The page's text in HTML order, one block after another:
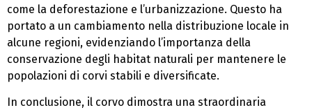
come la deforestazione e l’urbanizzazione. Questo ha
portato a un cambiamento nella distribuzione locale in
alcune regioni, evidenziando l’importanza della
conservazione degli habitat naturali per mantenere le
popolazioni di corvi stabili e diversificate.
In conclusione, il corvo dimostra una straordinaria